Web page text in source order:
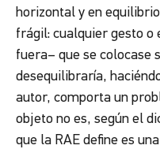
horizontal y en
frágil: cualquier gesto o
fuera– que se colocase
desequilibraría,
autor, comporta un
objeto no es, según el
que la RAE define es